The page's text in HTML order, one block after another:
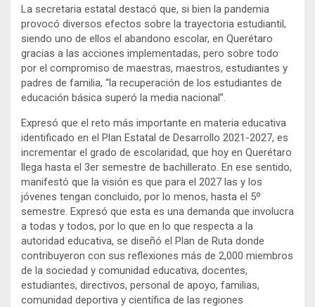
La secretaria estatal destacó que, si bien la pandemia
provocó diversos efectos sobre la trayectoria estudiantil,
siendo uno de ellos el abandono escolar, en Querétaro
gracias a las acciones implementadas, pero sobre todo
por el compromiso de maestras, maestros, estudiantes y
padres de familia, “la recuperación de los estudiantes de
educación básica superó la media nacional”.
Expresó que el reto más importante en materia educativa
identificado en el Plan Estatal de Desarrollo 2021-2027, es
incrementar el grado de escolaridad, que hoy en Querétaro
llega hasta el 3er semestre de bachillerato. En ese sentido,
manifestó que la visión es que para el 2027 las y los
jóvenes tengan concluido, por lo menos, hasta el 5º
semestre. Expresó que esta es una demanda que involucra
a todas y todos, por lo que en lo que respecta a la
autoridad educativa, se diseñó el Plan de Ruta donde
contribuyeron con sus reflexiones más de 2,000 miembros
de la sociedad y comunidad educativa, docentes,
estudiantes, directivos, personal de apoyo, familias,
comunidad deportiva y científica de las regiones